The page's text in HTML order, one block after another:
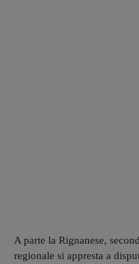
A parte la Rignanese,
regionale si appresta a